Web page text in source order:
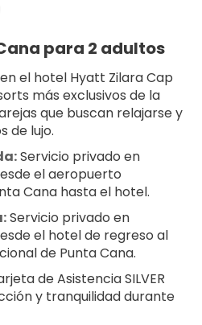
para 2 adultos
el hotel Hyatt Zilara Cap
más exclusivos de la
que buscan relajarse y
de lujo.
Servicio privado en
el aeropuerto
Cana hasta el hotel.
Servicio privado en
el hotel de regreso al
de Punta Cana.
de Asistencia SILVER
y tranquilidad durante